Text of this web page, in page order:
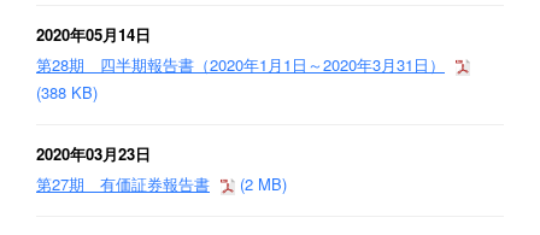
2020年05月14日
第28期 四半期報告書（2020年1月1日～2020年3月31日）
(388 KB)
2020年03月23日
第27期 有価証券報告書
(2 MB)